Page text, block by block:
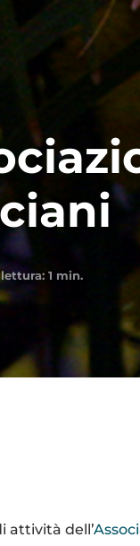
1 min.
attività dell’